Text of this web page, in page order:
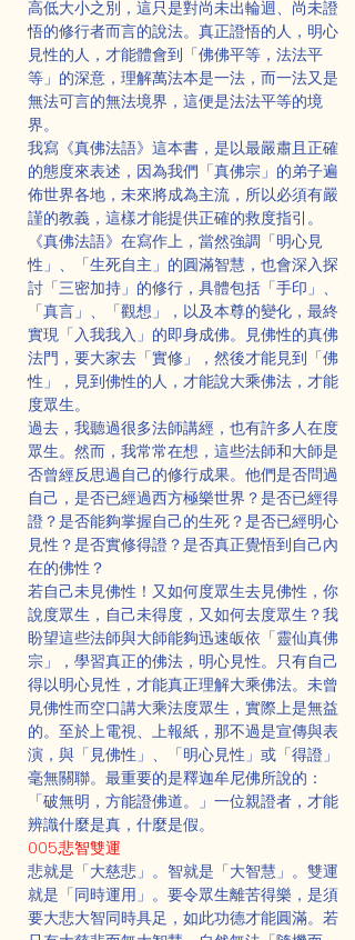
高低大小之別，這只是對尚未出輪迴、尚未證
悟的修行者而言的說法。真正證悟的人，明心
見性的人，才能體會到「佛佛平等，法法平
等」的深意，理解萬法本是一法，而一法又是
無法可言的無法境界，這便是法法平等的境
界。
我寫《真佛法語》這本書，是以最嚴肅且正確
的態度來表述，因為我們「真佛宗」的弟子遍
佈世界各地，未來將成為主流，所以必須有嚴
謹的教義，這樣才能提供正確的救度指引。
《真佛法語》在寫作上，當然強調「明心見
性」、「生死自主」的圓滿智慧，也會深入探
討「三密加持」的修行，具體包括「手印」、
「真言」、「觀想」，以及本尊的變化，最終
實現「入我我入」的即身成佛。見佛性的真佛
法門，要大家去「實修」，然後才能見到「佛
性」，見到佛性的人，才能說大乘佛法，才能
度眾生。
過去，我聽過很多法師講經，也有許多人在度
眾生。然而，我常常在想，這些法師和大師是
否曾經反思過自己的修行成果。他們是否問過
自己，是否已經過西方極樂世界？是否已經得
證？是否能夠掌握自己的生死？是否已經明心
見性？是否實修得證？是否真正覺悟到自己內
在的佛性？
若自己未見佛性！又如何度眾生去見佛性，你
說度眾生，自己未得度，又如何去度眾生？我
盼望這些法師與大師能夠迅速皈依「靈仙真佛
宗」，學習真正的佛法，明心見性。只有自己
得以明心見性，才能真正理解大乘佛法。未曾
見佛性而空口講大乘法度眾生，實際上是無益
的。至於上電視、上報紙，那不過是宣傳與表
演，與「見佛性」、「明心見性」或「得證」
毫無關聯。最重要的是釋迦牟尼佛所說的：
「破無明，方能證佛道。」一位親證者，才能
辨識什麼是真，什麼是假。
005.悲智雙運
悲就是「大慈悲」。智就是「大智慧」。雙運
就是「同時運用」。要令眾生離苦得樂，是須
要大悲大智同時具足，如此功德才能圓滿。若